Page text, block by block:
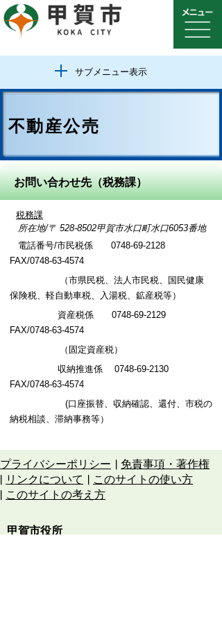
サブメニュー表示
不動産公売
お問い合わせ先（税務課）
税務課
所在地/〒 528-8502甲賀市水口町水口6053番地
電話番号/市民税係 0748-69-2128
FAX/0748-63-4574
（市県民税、法人市民税、国民健康
保険税、軽自動車税、入湯税、鉱産税等）
資産税係 0748-69-2129
FAX/0748-63-4574
（固定資産税）
収納推進係
0748-69-2130
FAX/0748-63-4574
(口座振替、収納確認、還付、市税の
納税相談、滞納事務等）
プライバシーポリシー
免責事項・著作権
リンクについて
このサイトの使い方
このサイトの考え方
甲賀市役所